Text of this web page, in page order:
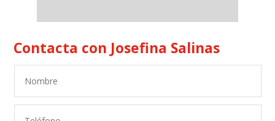
Contacta con Josefina Salinas